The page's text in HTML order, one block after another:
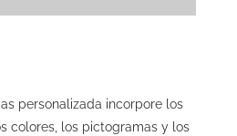
personalizada incorpore los
colores, los pictogramas y los